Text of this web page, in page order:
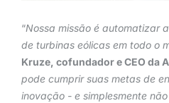
“Nossa missão é automatizar
de turbinas eólicas em todo o
Kruze, cofundador e CEO da
pode cumprir suas metas de
inovação - e simplesmente